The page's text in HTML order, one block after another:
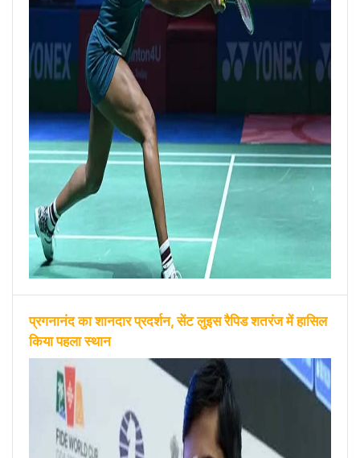
प्रगनानंद का शानदार प्रदर्शन, सेंट लुइस रैपिड शतरंज में हासिल
किया पहला स्थान